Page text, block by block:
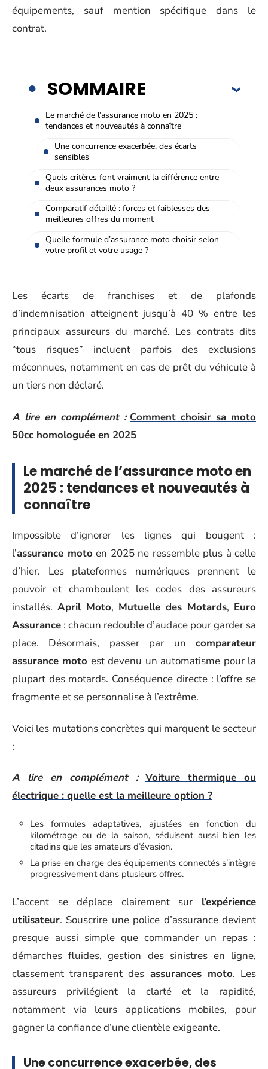
équipements, sauf mention spécifique dans le
contrat.
SOMMAIRE
Le marché de l’assurance moto en 2025 :
tendances et nouveautés à connaître
Une concurrence exacerbée, des écarts
sensibles
Quels critères font vraiment la différence entre
deux assurances moto ?
Comparatif détaillé : forces et faiblesses des
meilleures offres du moment
Quelle formule d’assurance moto choisir selon
votre profil et votre usage ?
Les écarts de franchises et de plafonds
d’indemnisation atteignent jusqu’à 40 % entre les
principaux assureurs du marché. Les contrats dits
“tous risques” incluent parfois des exclusions
méconnues, notamment en cas de prêt du véhicule à
un tiers non déclaré.
A lire en complément : Comment choisir sa moto
50cc homologuée en 2025
Le marché de l’assurance moto en
2025 : tendances et nouveautés à
connaître
Impossible d’ignorer les lignes qui bougent :
l’assurance moto en 2025 ne ressemble plus à celle
d’hier. Les plateformes numériques prennent le
pouvoir et chamboulent les codes des assureurs
installés. April Moto, Mutuelle des Motards, Euro
Assurance : chacun redouble d’audace pour garder sa
place. Désormais, passer par un comparateur
assurance moto est devenu un automatisme pour la
plupart des motards. Conséquence directe : l’offre se
fragmente et se personnalise à l’extrême.
Voici les mutations concrètes qui marquent le secteur
:
A lire en complément : Voiture thermique ou
électrique : quelle est la meilleure option ?
Les formules adaptatives, ajustées en fonction du
kilométrage ou de la saison, séduisent aussi bien les
citadins que les amateurs d’évasion.
La prise en charge des équipements connectés s’intègre
progressivement dans plusieurs offres.
L’accent se déplace clairement sur l’expérience
utilisateur. Souscrire une police d’assurance devient
presque aussi simple que commander un repas :
démarches fluides, gestion des sinistres en ligne,
classement transparent des assurances moto. Les
assureurs privilégient la clarté et la rapidité,
notamment via leurs applications mobiles, pour
gagner la confiance d’une clientèle exigeante.
Une concurrence exacerbée, des